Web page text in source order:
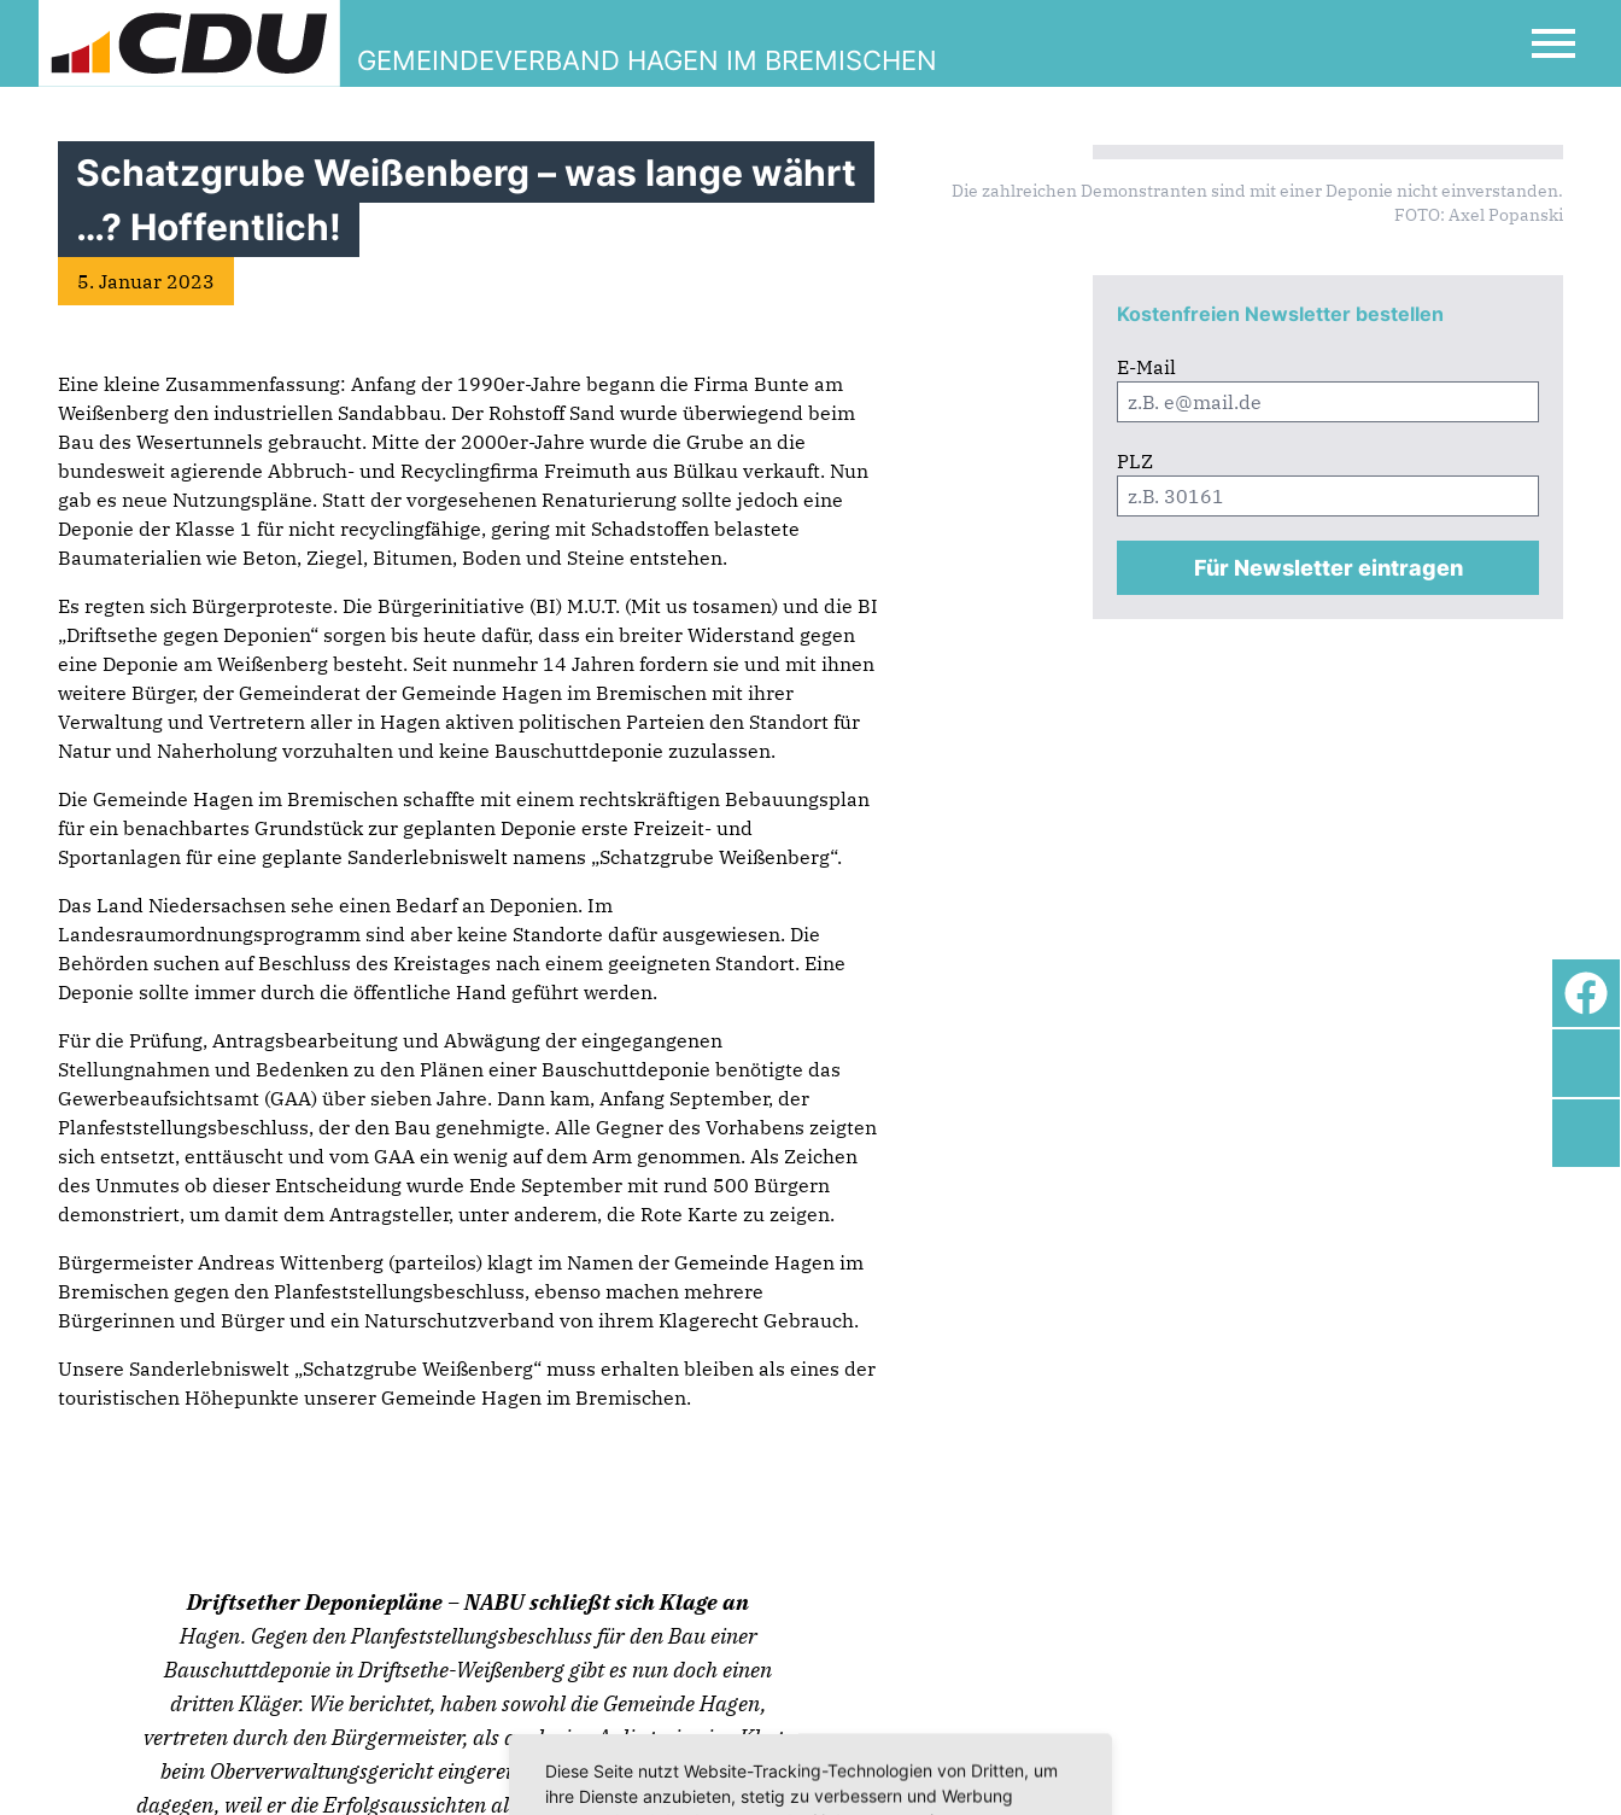
GEMEINDEVERBAND HAGEN IM BREMISCHEN
Die zahlreichen Demonstranten sind mit einer Deponie nicht einverstanden.
FOTO: Axel Popanski
Kostenfreien Newsletter bestellen
E-Mail
PLZ
Für Newsletter eintragen
Schatzgrube Weißenberg – was lange währt
…? Hoffentlich!
5. Januar 2023
Eine kleine Zusammenfassung: Anfang der 1990er-Jahre begann die Firma Bunte am
Weißenberg den industriellen Sandabbau. Der Rohstoff Sand wurde überwiegend beim
Bau des Wesertunnels gebraucht. Mitte der 2000er-Jahre wurde die Grube an die
bundesweit agierende Abbruch- und Recyclingfirma Freimuth aus Bülkau verkauft. Nun
gab es neue Nutzungspläne. Statt der vorgesehenen Renaturierung sollte jedoch eine
Deponie der Klasse 1 für nicht recyclingfähige, gering mit Schadstoffen belastete
Baumateria­lien wie Beton, Ziegel, Bitumen, Boden und Steine entstehen.
Es regten sich Bürgerproteste. Die Bürger­initiative (BI) M.U.T. (Mit us tosamen) und die BI
„Driftsethe gegen Deponien“ sorgen bis heute dafür, dass ein breiter Widerstand gegen
eine Deponie am Weißenberg besteht. Seit nunmehr 14 Jahren fordern sie und mit ihnen
weitere Bürger, der Gemeinderat der Gemeinde Hagen im Bremischen mit ihrer
Verwaltung und Vertretern aller in Hagen aktiven politischen Parteien den Standort für
Natur und Naherholung vorzuhalten und keine Bauschuttdeponie zuzulassen.
Die Gemeinde Hagen im Bremischen schaffte mit einem rechtskräftigen Bebauungsplan
für ein benachbartes Grundstück zur geplanten Deponie erste Freizeit- und
Sportanlagen für eine geplante Sand­erlebniswelt namens „Schatzgrube Weißenberg“.
Das Land Niedersachsen sehe einen Bedarf an Deponien. Im
Landesraumordnungsprogramm sind aber keine Standorte dafür ausgewiesen. Die
Behörden suchen auf Beschluss des Kreistages nach einem geeigneten Standort. Eine
Deponie sollte immer durch die öffentliche Hand geführt werden.
Für die Prüfung, Antragsbearbeitung und Abwägung der eingegangenen
Stellungnahmen und Bedenken zu den Plänen einer Bauschuttdeponie benötigte das
Gewerbeaufsichtsamt (GAA) über sieben Jahre. Dann kam, Anfang September, der
Planfeststellungsbeschluss, der den Bau genehmigte. Alle Gegner des Vorhabens zeigten
sich entsetzt, enttäuscht und vom GAA ein wenig auf dem Arm genommen. Als Zeichen
des Unmutes ob dieser Entscheidung wurde Ende September mit rund 500 Bürgern
demonstriert, um damit dem Antragsteller, unter anderem, die Rote Karte zu zeigen.
Bürgermeister Andreas Wittenberg (parteilos) klagt im Namen der Gemeinde Hagen im
Bremischen gegen den Planfeststellungsbeschluss, ebenso machen mehrere
Bürgerinnen und Bürger und ein Naturschutzverband von ihrem Klagerecht Gebrauch.
Unsere Sanderlebniswelt „Schatzgrube Weißenberg“ muss erhalten bleiben als eines der
touristischen Höhepunkte unserer Gemeinde Hagen im Bremischen.
Driftsether Deponiepläne – NABU schließt sich Klage an
Hagen. Gegen den Planfeststellungsbeschluss für den Bau einer
Bauschuttdeponie in Driftsethe-Weißenberg gibt es nun doch einen
dritten Kläger. Wie berichtet, haben sowohl die Gemeinde Hagen,
vertreten durch den Bürgermeister, als auch eine Anliegerin eine Klage
beim Oberverwaltungsgericht eingereicht, der BUND entschied sich
dagegen, weil er die Erfolgsaussichten als gering einstuft. Anders sieht es
Diese Seite nutzt Website-Tracking-Technologien von Dritten, um
ihre Dienste anzubieten, stetig zu verbessern und Werbung